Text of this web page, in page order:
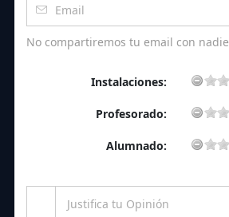
No compartiremos tu email con nadie
Instalaciones:
Profesorado:
Alumnado: